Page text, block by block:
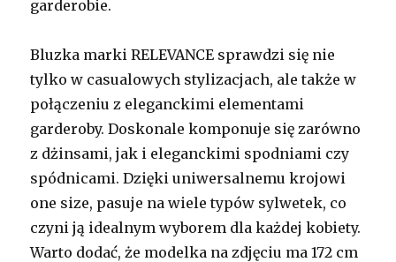
garderobie.
Bluzka marki RELEVANCE sprawdzi się nie
tylko w casualowych stylizacjach, ale także w
połączeniu z eleganckimi elementami
garderoby. Doskonale komponuje się zarówno
z dżinsami, jak i eleganckimi spodniami czy
spódnicami. Dzięki uniwersalnemu krojowi
one size, pasuje na wiele typów sylwetek, co
czyni ją idealnym wyborem dla każdej kobiety.
Warto dodać, że modelka na zdjęciu ma 172 cm